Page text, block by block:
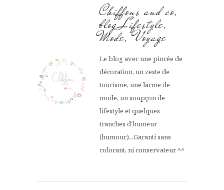
Chiffons and co,
blog Lifestyle,
Mode, Voyage
Le blog avec une pincée de
décoration, un zeste de
tourisme, une larme de
mode, un soupçon de
lifestyle et quelques
tranches d'humeur
(humour)...Garanti sans
colorant, ni conservateur ^^